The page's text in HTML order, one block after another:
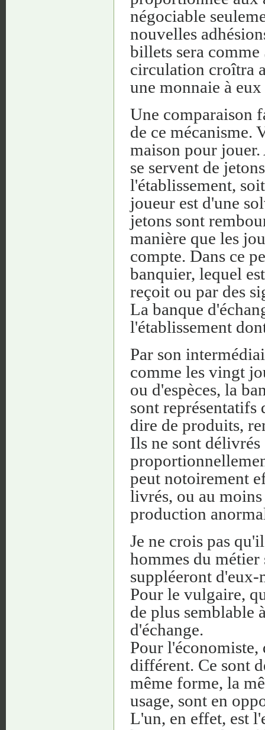
négociable
nouvelles
billets sera
circulation croîtra
une monnaie à
Une comparaison
de ce mécanisme.
maison pour jouer.
se servent de
l'établissement,
joueur est d'une
jetons sont
manière que les
compte. Dans ce
banquier, lequel
reçoit ou par des
La banque
l'établissement
Par son
comme les vingt
ou d'espèces, la
sont représentatifs
dire de produits,
Ils ne sont délivrés
peut notoirement
livrés, ou au
production
Je ne crois pas
hommes du métier
suppléeront d'eux-
Pour le vulgaire,
de plus semblable
d'échange.
Pour
différent. Ce sont
même forme, la
usage, sont en
L'un, en effet, est